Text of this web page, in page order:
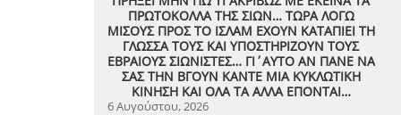
ΠΡΩΤΟΚΟΛΛΑ ΤΗΣ ΣΙΩΝ… ΤΩΡΑ ΛΟΓΩ
ΜΙΣΟΥΣ ΠΡΟΣ ΤΟ ΙΣΛΑΜ ΕΧΟΥΝ ΚΑΤΑΠΙΕΙ ΤΗ
ΓΛΩΣΣΑ ΤΟΥΣ ΚΑΙ ΥΠΟΣΤΗΡΙΖΟΥΝ ΤΟΥΣ
ΕΒΡΑΙΟΥΣ ΣΙΩΝΙΣΤΕΣ… ΓΙ΄ΑΥΤΟ ΑΝ ΠΑΝΕ ΝΑ
ΣΑΣ ΤΗΝ ΒΓΟΥΝ ΚΑΝΤΕ ΜΙΑ ΚΥΚΛΩΤΙΚΗ
ΚΙΝΗΣΗ ΚΑΙ ΟΛΑ ΤΑ ΑΛΛΑ ΕΠΟΝΤΑΙ…
6 Αυγούστου, 2026